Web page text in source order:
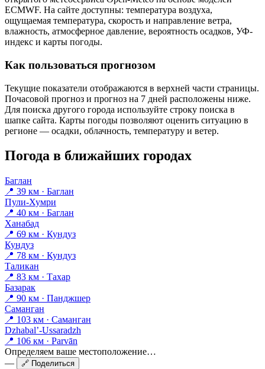
ECMWF. На сайте доступны: температура воздуха,
ощущаемая температура, скорость и направление ветра,
влажность, атмосферное давление, вероятность осадков, УФ-
индекс и карты погоды.
Как пользоваться прогнозом
Текущие показатели отображаются в верхней части страницы.
Почасовой прогноз и прогноз на 7 дней расположены ниже.
Для поиска другого города используйте строку поиска в
шапке сайта. Карты погоды позволяют оценить ситуацию в
регионе — осадки, облачность, температуру и ветер.
Погода в ближайших городах
Баглан
📍 39 км · Баглан
Пули-Хумри
📍 40 км · Баглан
Ханабад
📍 69 км · Кундуз
Кундуз
📍 78 км · Кундуз
Таликан
📍 83 км · Тахар
Базарак
📍 90 км · Панджшер
Саманган
📍 103 км · Саманган
Dzhabal’-Ussaradzh
📍 106 км · Parvān
Определяем ваше местоположение…
—
🔗 Поделиться